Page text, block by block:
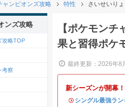
ャンピオンズ攻略 特性 さいせいり
【ポケモン
果と習得ポケ
最終更新：2026年8
新シーズンが開幕
・ シングル最強ラン
ンズ攻略
攻略TOP
考察